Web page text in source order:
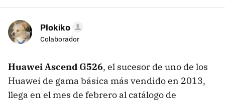
Plokiko
Colaborador
Huawei Ascend G526, el sucesor de uno de los
Huawei de gama básica más vendido en 2013,
llega en el mes de febrero al catálogo de